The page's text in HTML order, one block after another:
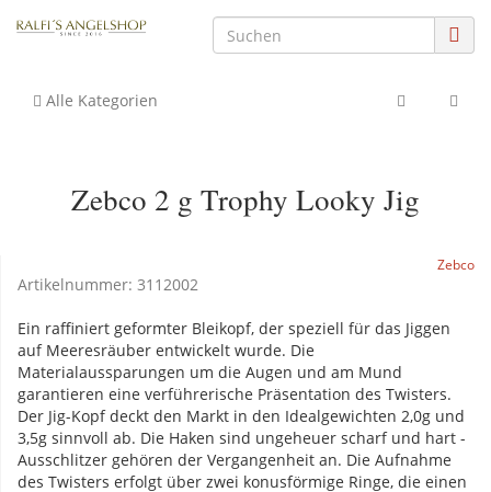
Alle Kategorien
Zebco 2 g Trophy Looky Jig
Zebco
Artikelnummer: 3112002
Ein raffiniert geformter Bleikopf, der speziell für das Jiggen
auf Meeresräuber entwickelt wurde. Die
Materialaussparungen um die Augen und am Mund
garantieren eine verführerische Präsentation des Twisters.
Der Jig-Kopf deckt den Markt in den Idealgewichten 2,0g und
3,5g sinnvoll ab. Die Haken sind ungeheuer scharf und hart -
Ausschlitzer gehören der Vergangenheit an. Die Aufnahme
des Twisters erfolgt über zwei konusförmige Ringe, die einen